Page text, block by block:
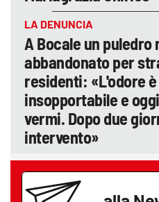
LA DENUNCIA
A Bocale un puledro
abbandonato per
residenti: «L'odore è
insopportabile e
vermi. Dopo due
intervento»